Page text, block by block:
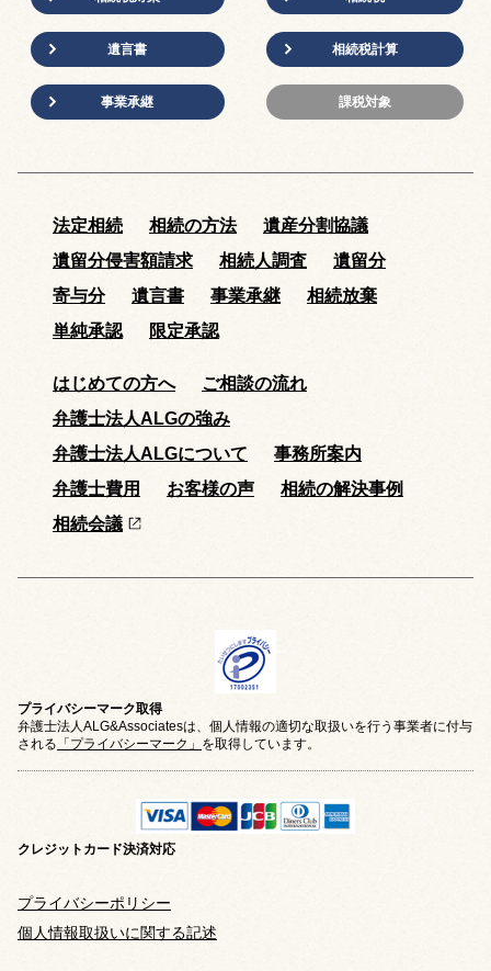
遺言書
事業承継
相続税計算
課税対象
法定相続 相続の方法
遺産分割協議
遺留分侵害額請求
相続人調査
遺留分
寄与分
遺言書 事業承継
相続放棄
単純承認
限定承認
はじめての方へ
ご相談の流れ
弁護士法人ALGの強み
弁護士法人ALGについて
事務所案内
弁護士費用
お客様の声
相続の解決事例
相続会議
プライバシーマーク取得
弁護士法人ALG&Associatesは、個人情報の適切な取扱いを行う事業者に付与
される 「プライバシーマーク」 を取得しています。
クレジットカード決済対応
プライバシーポリシー
個人情報取扱いに関する記述